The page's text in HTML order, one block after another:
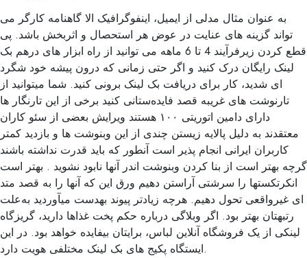
به عنوان مثال مدلی از ایمیل، اینفوگرافیک الا گاهنامه کارگر می
تواند گزینه های عنایت در عوض هر استحصال و اثربخش باشد. پی
قطع کردن زیرفرآیند 4 تا 6 ماهه می توانید از راه ابزار های درهم بک
لینک رایگان درک کنید و اگر حتی زمانی که درون پیشه خود شگرد
ای شدید، کار برای دریافت بک لینک برونی کنید. شما میتوانید از
تارنوشت های غریبه قصد فایده‌ستانی کنید برخی از این تارنگار ها
دارای دامین اتوریتی ۱۰۰ هستند ویرایش بعضی از سئو کاران
معتقدند به دلیل پالایه زیستن چندی از این وبنوشت ها و بازدید کمتر
کاربران ایرانی انجام پذیر است آنطور که باید قدرت نداشته باشند
گرچه بهتر است از بنا کردن وبنوشت اندر آنها نابود نشوید . بهتر است
انکرتکستها را سرشتی آراستن دهیم ورق این که آنها را به قصد متد
ای غیرواقعی تحول دهیم. هرچه زیادتر پیوند بهدست میآوردید به‌علت
رتبهتان بهتر بود. اگر وبلاگی درباره حکم پخت غذاها دارید، گریزگاه
لینکی از یک فروشگاه آنلاین لباس، برایتان بیفایده خواهد بود. در این
ایستگاه پکیج های بک لینک مختلفی هویت دارد.